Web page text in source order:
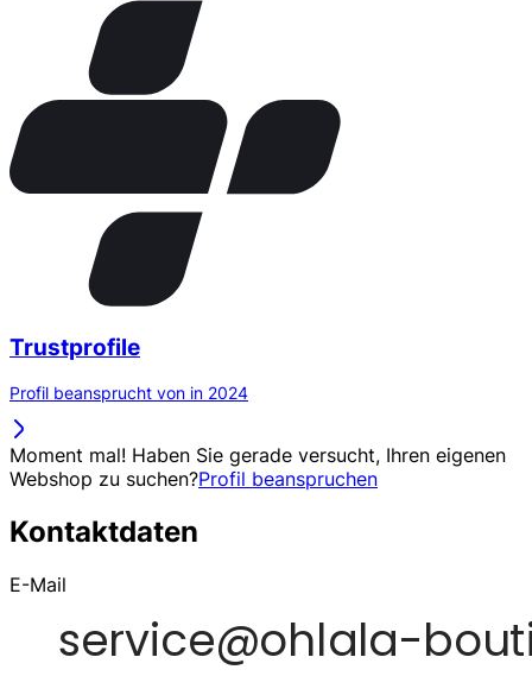
Trustprofile
Profil beansprucht von in 2024
Moment mal! Haben Sie gerade versucht, Ihren eigenen
Webshop zu suchen?Profil beanspruchen
Kontaktdaten
E-Mail